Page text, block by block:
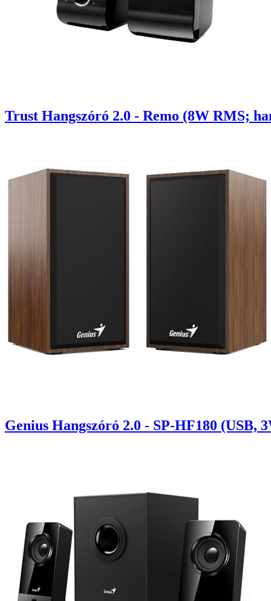
Trust Hangszóró 2.0 - Remo (8W RMS;
Genius Hangszóró 2.0 - SP-HF180 (USB,